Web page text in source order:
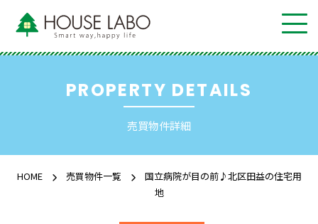
PROPERTY DETAILS
売買物件詳細
HOME 売買物件一覧
国立病院が目の前♪北区田益の住宅用
地